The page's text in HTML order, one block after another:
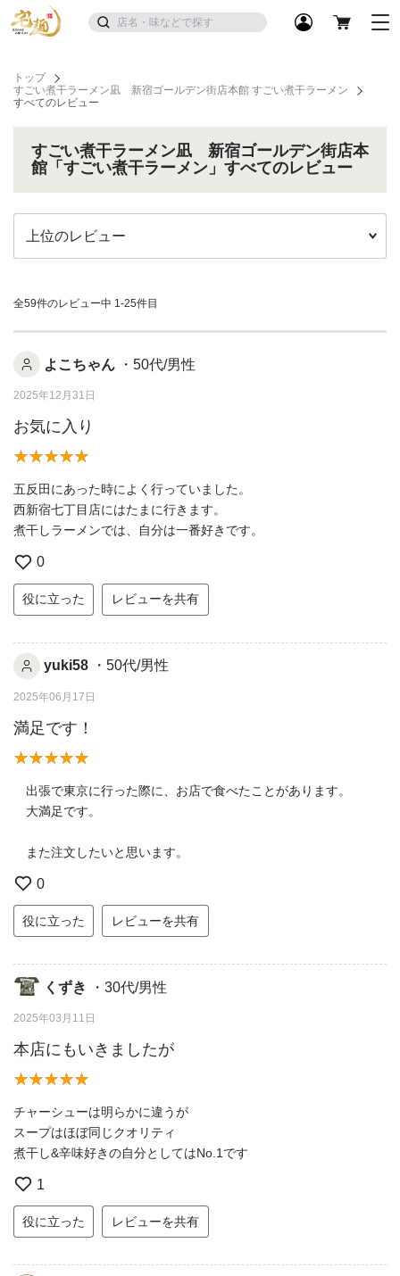
トップ
すごい煮干ラーメン凪 新宿ゴールデン街店本館 すごい煮干ラーメン
すべてのレビュー
すごい煮干ラーメン凪 新宿ゴールデン街店本
館「すごい煮干ラーメン」すべてのレビュー
全59件のレビュー中 1-25件目
よこちゃん ・50代/男性
2025年12月31日
お気に入り
五反田にあった時によく行っていました。
西新宿七丁目店にはたまに行きます。
煮干しラーメンでは、自分は一番好きです。
0
役に立った レビューを共有
yuki58 ・50代/男性
2025年06月17日
満足です！
出張で東京に行った際に、お店で食べたことがあります。
大満足です。
また注文したいと思います。
0
役に立った レビューを共有
くずき ・30代/男性
2025年03月11日
本店にもいきましたが
チャーシューは明らかに違うが
スープはほぼ同じクオリティ
煮干し&辛味好きの自分としてはNo.1です
1
役に立った レビューを共有